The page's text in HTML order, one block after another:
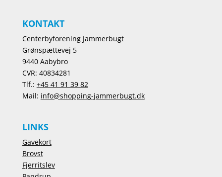
KONTAKT
Centerbyforening Jammerbugt
Grønspættevej 5
9440 Aabybro
CVR: 40834281
Tlf.: +45 41 91 39 82
Mail: info@shopping-jammerbugt.dk
LINKS
Gavekort
Brovst
Fjerritslev